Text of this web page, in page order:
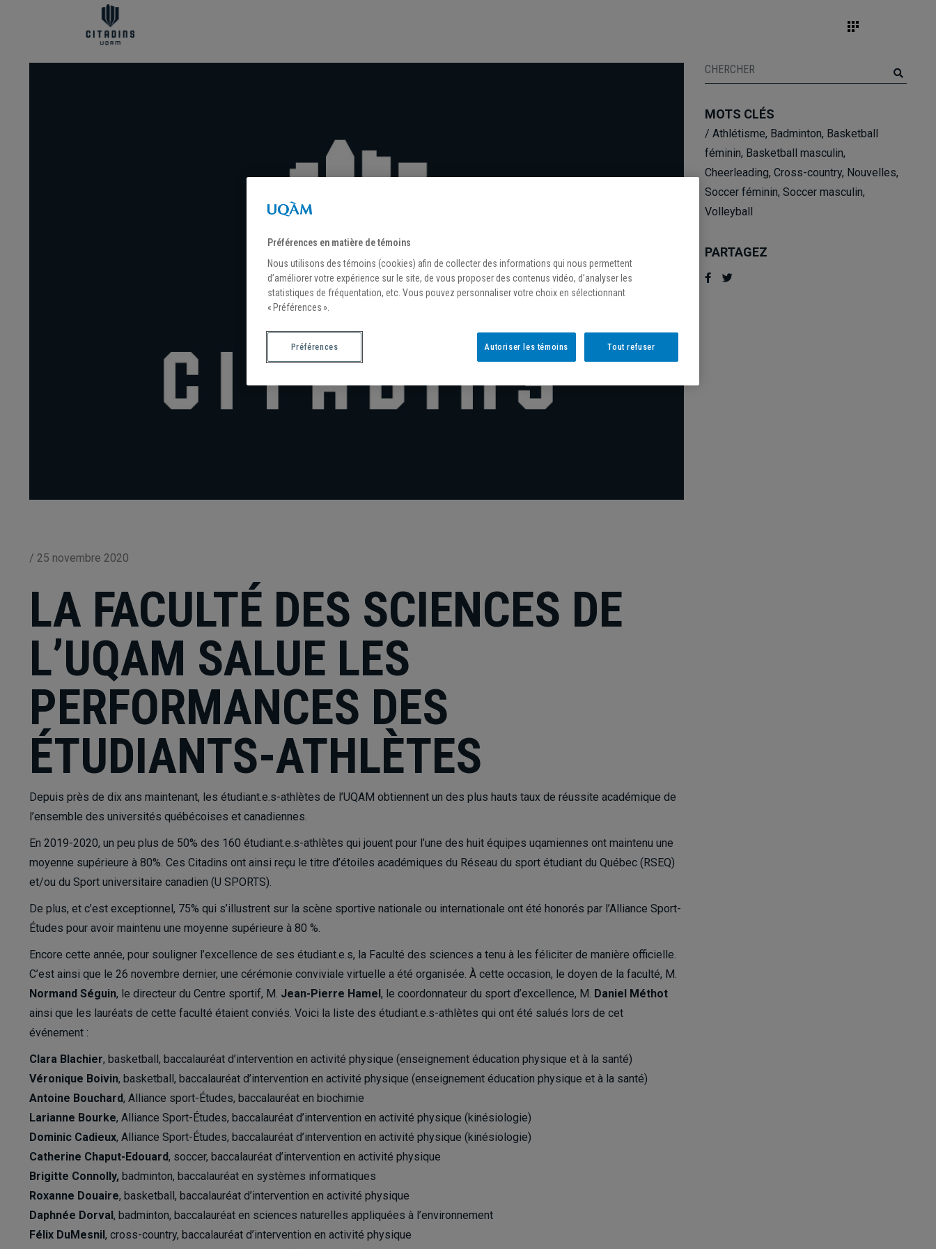
/ 25 novembre 2020
LA FACULTÉ DES SCIENCES DE
L’UQAM SALUE LES
PERFORMANCES DES
ÉTUDIANTS-ATHLÈTES
Depuis près de dix ans maintenant, les étudiant.e.s-athlètes de l’UQAM obtiennent un des plus hauts taux de réussite académique de
l’ensemble des universités québécoises et canadiennes.
En 2019-2020, un peu plus de 50% des 160 étudiant.e.s-athlètes qui jouent pour l’une des huit équipes uqamiennes ont maintenu une
moyenne supérieure à 80%. Ces Citadins ont ainsi reçu le titre d’étoiles académiques du Réseau du sport étudiant du Québec (RSEQ)
et/ou du Sport universitaire canadien (U SPORTS).
De plus, et c’est exceptionnel, 75% qui s’illustrent sur la scène sportive nationale ou internationale ont été honorés par l’Alliance Sport-
Études pour avoir maintenu une moyenne supérieure à 80 %.
Encore cette année, pour souligner l’excellence de ses étudiant.e.s, la Faculté des sciences a tenu à les féliciter de manière officielle.
C’est ainsi que le 26 novembre dernier, une cérémonie conviviale virtuelle a été organisée. À cette occasion, le doyen de la faculté, M.
Normand Séguin, le directeur du Centre sportif, M. Jean-Pierre Hamel, le coordonnateur du sport d’excellence, M. Daniel Méthot
ainsi que les lauréats de cette faculté étaient conviés. Voici la liste des étudiant.e.s-athlètes qui ont été salués lors de cet
événement :
Clara Blachier, basketball, baccalauréat d’intervention en activité physique (enseignement éducation physique et à la santé)
Véronique Boivin, basketball, baccalauréat d’intervention en activité physique (enseignement éducation physique et à la santé)
Antoine Bouchard, Alliance sport-Études, baccalauréat en biochimie
Larianne Bourke, Alliance Sport-Études, baccalauréat d’intervention en activité physique (kinésiologie)
Dominic Cadieux, Alliance Sport-Études, baccalauréat d’intervention en activité physique (kinésiologie)
Catherine Chaput-Edouard, soccer, baccalauréat d’intervention en activité physique
Brigitte Connolly, badminton, baccalauréat en systèmes informatiques
Roxanne Douaire, basketball, baccalauréat d’intervention en activité physique
Daphnée Dorval, badminton, baccalauréat en sciences naturelles appliquées à l’environnement
Félix DuMesnil, cross-country, baccalauréat d’intervention en activité physique
MOTS CLÉS
/ Athlétisme, Badminton, Basketball
féminin, Basketball masculin,
Cheerleading, Cross-country, Nouvelles,
Soccer féminin, Soccer masculin,
Volleyball
PARTAGEZ
Préférences en matière de témoins
Nous utilisons des témoins (cookies) afin de collecter des informations qui nous permettent
d’améliorer votre expérience sur le site, de vous proposer des contenus vidéo, d’analyser les
statistiques de fréquentation, etc. Vous pouvez personnaliser votre choix en sélectionnant
« Préférences ».
Tout refuser
Autoriser les témoins
Préférences